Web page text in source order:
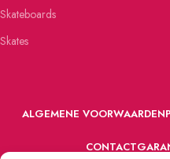
Skateboards
Skates
ALGEMENE VOORWAARDEN
CONTACT